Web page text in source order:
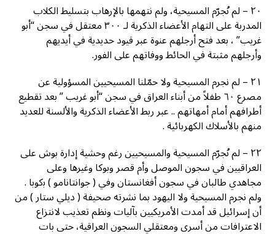
٢٠ – ﻟﻢ ﻧُﺠﺮّﻡ ﺍﻟﻤﺴﻴﺤﻴﺔ، ﻭﻟﻢ ﻧﺘﻬﻤﻬﺎ ﺑﺎﻹﺭﻫﺎﺏ ﺑﺘﺴﻠﻴﻂ ﺍﻟﻜﻼﺏ
ﺍﻟﻤﺪﺭﺑﺔ ﻋﻠﻰ ﺍﻟﺘﻬﺎﻡ ﺍﻷﻋﻀﺎﺀ ﺍﻟﺬﻛﺮﻳﺔ ﻟـ ٣٠٠ ﻣﻌﺘﻘﻞ ﻓﻲ ﺳﺠﻦ “ﺃﺑﻮ
ﻏﺮﻳﺐ” ، ﺑﻌﺪ ﻓﺘﺢ ﺃﺭﺟﻠﻬﻢ ﻋﻨﻮﺓ ﻋﺒﺮ ﻗﻴﻮﺩ ﺣﺪﻳﺪﻳﺔ ﻓﻲ ﺃﻳﺪﻳﻬﻢ
ﻭﺃﺭﺟﻠﻬﻢ ﻣﺜﺒﺘﺔ ﻓﻲ ﺍﻟﺤﺎﺋﻂ ﻭﻭﻓﺎﺗﻬﻢ ﻋﻠﻰ ﺍﻟﻔﻮﺭ.
٢١ – ﻟﻢ ﻧﺠﺮﻡ ﺍﻟﻤﺴﻴﺤﻴﺔ ﻭﻻ ﺣﻤّﻠﻨﺎ ﺍﻟﻤﺴﻴﺤﻴﻴﻦ ﺍﻟﻤﺴﺆﻭﻟﻴﺔ ﻋﻦ
ﻣﺼﺮﻉ ٦٠ طفلاً ﻣﻦ ﺃﺑﻨﺎﺀ ﺍﻟﻌﺮﺍﻕ ﻓﻲ ﺳﺠﻦ “ﺃﺑﻮ ﻏﺮﻳﺐ ” ﺑﻌﺪ ﺗﻘﻄﻴﻊ
ﺃﻃﺮﺍﻓﻬﻢ ﺃﻣﺎﻡ ﺃﻣﻬﺎﺗﻬﻢ .. ﻋﺒﺮ ﺭﺑﻂ ﺍﻷﻋﻀﺎﺀ ﺍﻟﺬﻛﺮﻳﺔ ﻭﺍﻷﻟﺴﻨﺔ ﻟﻠﻌﺪﻳﺪ
ﻣﻨﻬﻢ ﺑﺎﻷﺳﻼﻙ ﺍﻟﻜﻬﺮﺑﺎﺋﻴﺔ .
٢٢ – ﻟﻢ ﻧُﺠﺮّﻡ ﺍﻟﻤﺴﻴﺤﻴﺔ ﻭﺍﻟﻤﺴﻴﺤﻴﻴﻦ ﺭﻏﻢ ﻭﺣﺸﻴﺔ ﺇﺩﺍﺭﺓ ﺑﻮﺵ ﻋﻠﻰ
ﺍﻟﻌﺮﺍﻗﻴﻴﻦ ﻓﻲ ﺳﺠﻮﻥ ﺍﻟﻤﻮﺻﻞ ﻭﺃﻡ ﻗﺼﺮ ﻭﺑﻮﻛﺎ ﻭﻏﻴﺮﻫﺎ ﻭﻋﻠﻰ
ﻣﺠﺎﻫﺪﻱ ﻃﺎﻟﺒﺎﻥ ﻓﻲ ﺳﺠﻮﻥ ﺃﻓﻐﺎﻧﺴﺘﺎﻥ ﻭﻓﻲ ( ﺟﻮﺍﻧﺘﺎﻧﺎﻣﻮ ) ﺑﻛﻮﺑﺎ .
ﻭﻟﻢ ﻧﺠﺮﻡ ﺍﻟﻤﺴﻴﺤﻴﺔ ﻭﻻ ﺍﻟﻴﻬﻮﺩ ﺑﻤﺎ ﻧﺸﺮﺗﻪ ﺻﺤﻴﻔﺔ ( ﺩﻳﻠﻲ ﺳﺘﺎﺭ ) ﻣﻦ
أن ﺇﺳﺮﺍﺋﻴﻞ ﻗﺪ ﺃﻣﺪﺕ ﺍﻷﻣﺮﻳﻜﻴﻴﻦ ﺑﺂﻟﻴﺎﺕ ﻭﻧﻈﻢ ﺗﻌﺬﻳﺐ ﻻﻧﺘﺰﺍﻉ
ﺍﻻﻋﺘﺮﺍﻓﺎﺕ ﻣﻦ ﺃﺳﺮﻯ ﻭﻣﻌﺘﻘﻠﻲ ﺍﻟﺴﺠﻮﻥ ﺍﻟﻌﺮﺍﻗﻴﺔ، ﺣﺘﻰ ﺑﺎﺕ